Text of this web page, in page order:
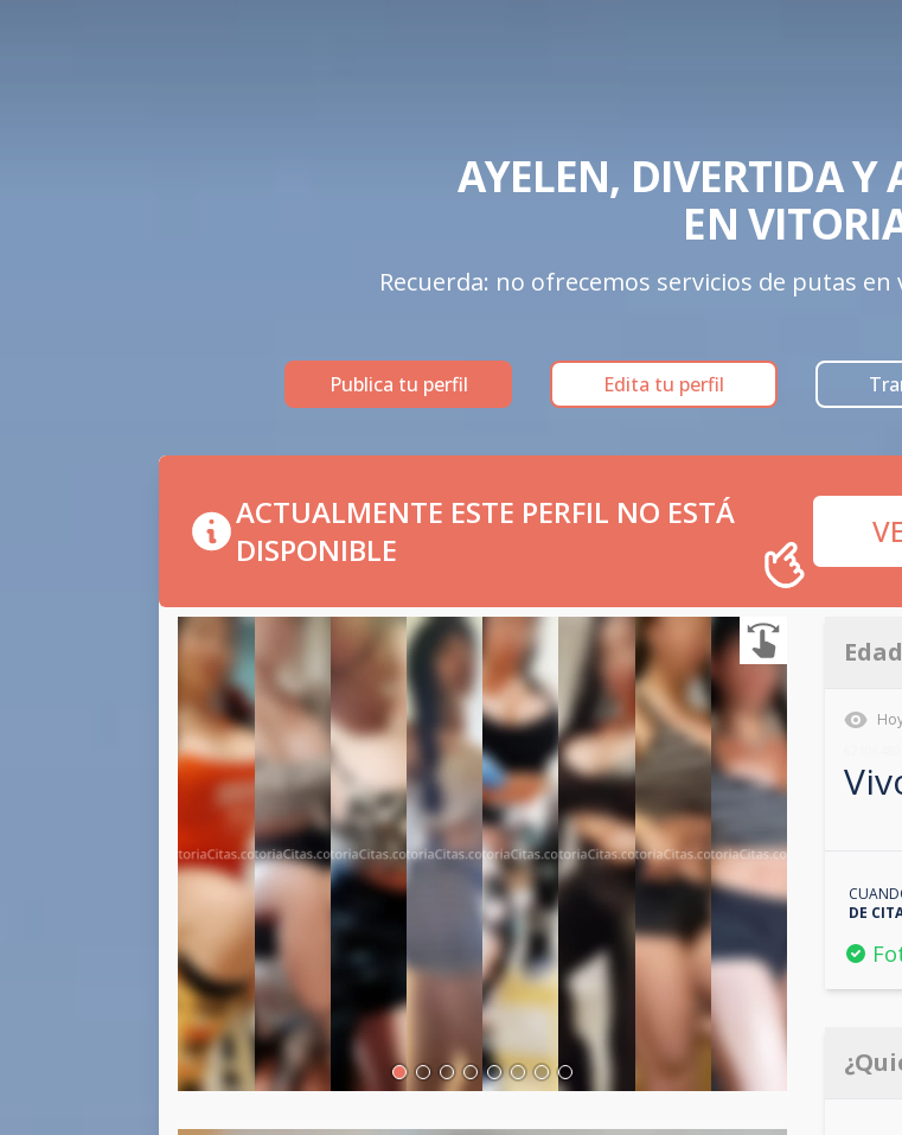
AYELEN, DIVERTIDA Y
EN
Recuerda: no ofrecemos servicios de putas
Publica tu perfil Edita tu perfil
ACTUALMENTE ESTE PERFIL NO ESTÁ
DISPONIBLE
DE